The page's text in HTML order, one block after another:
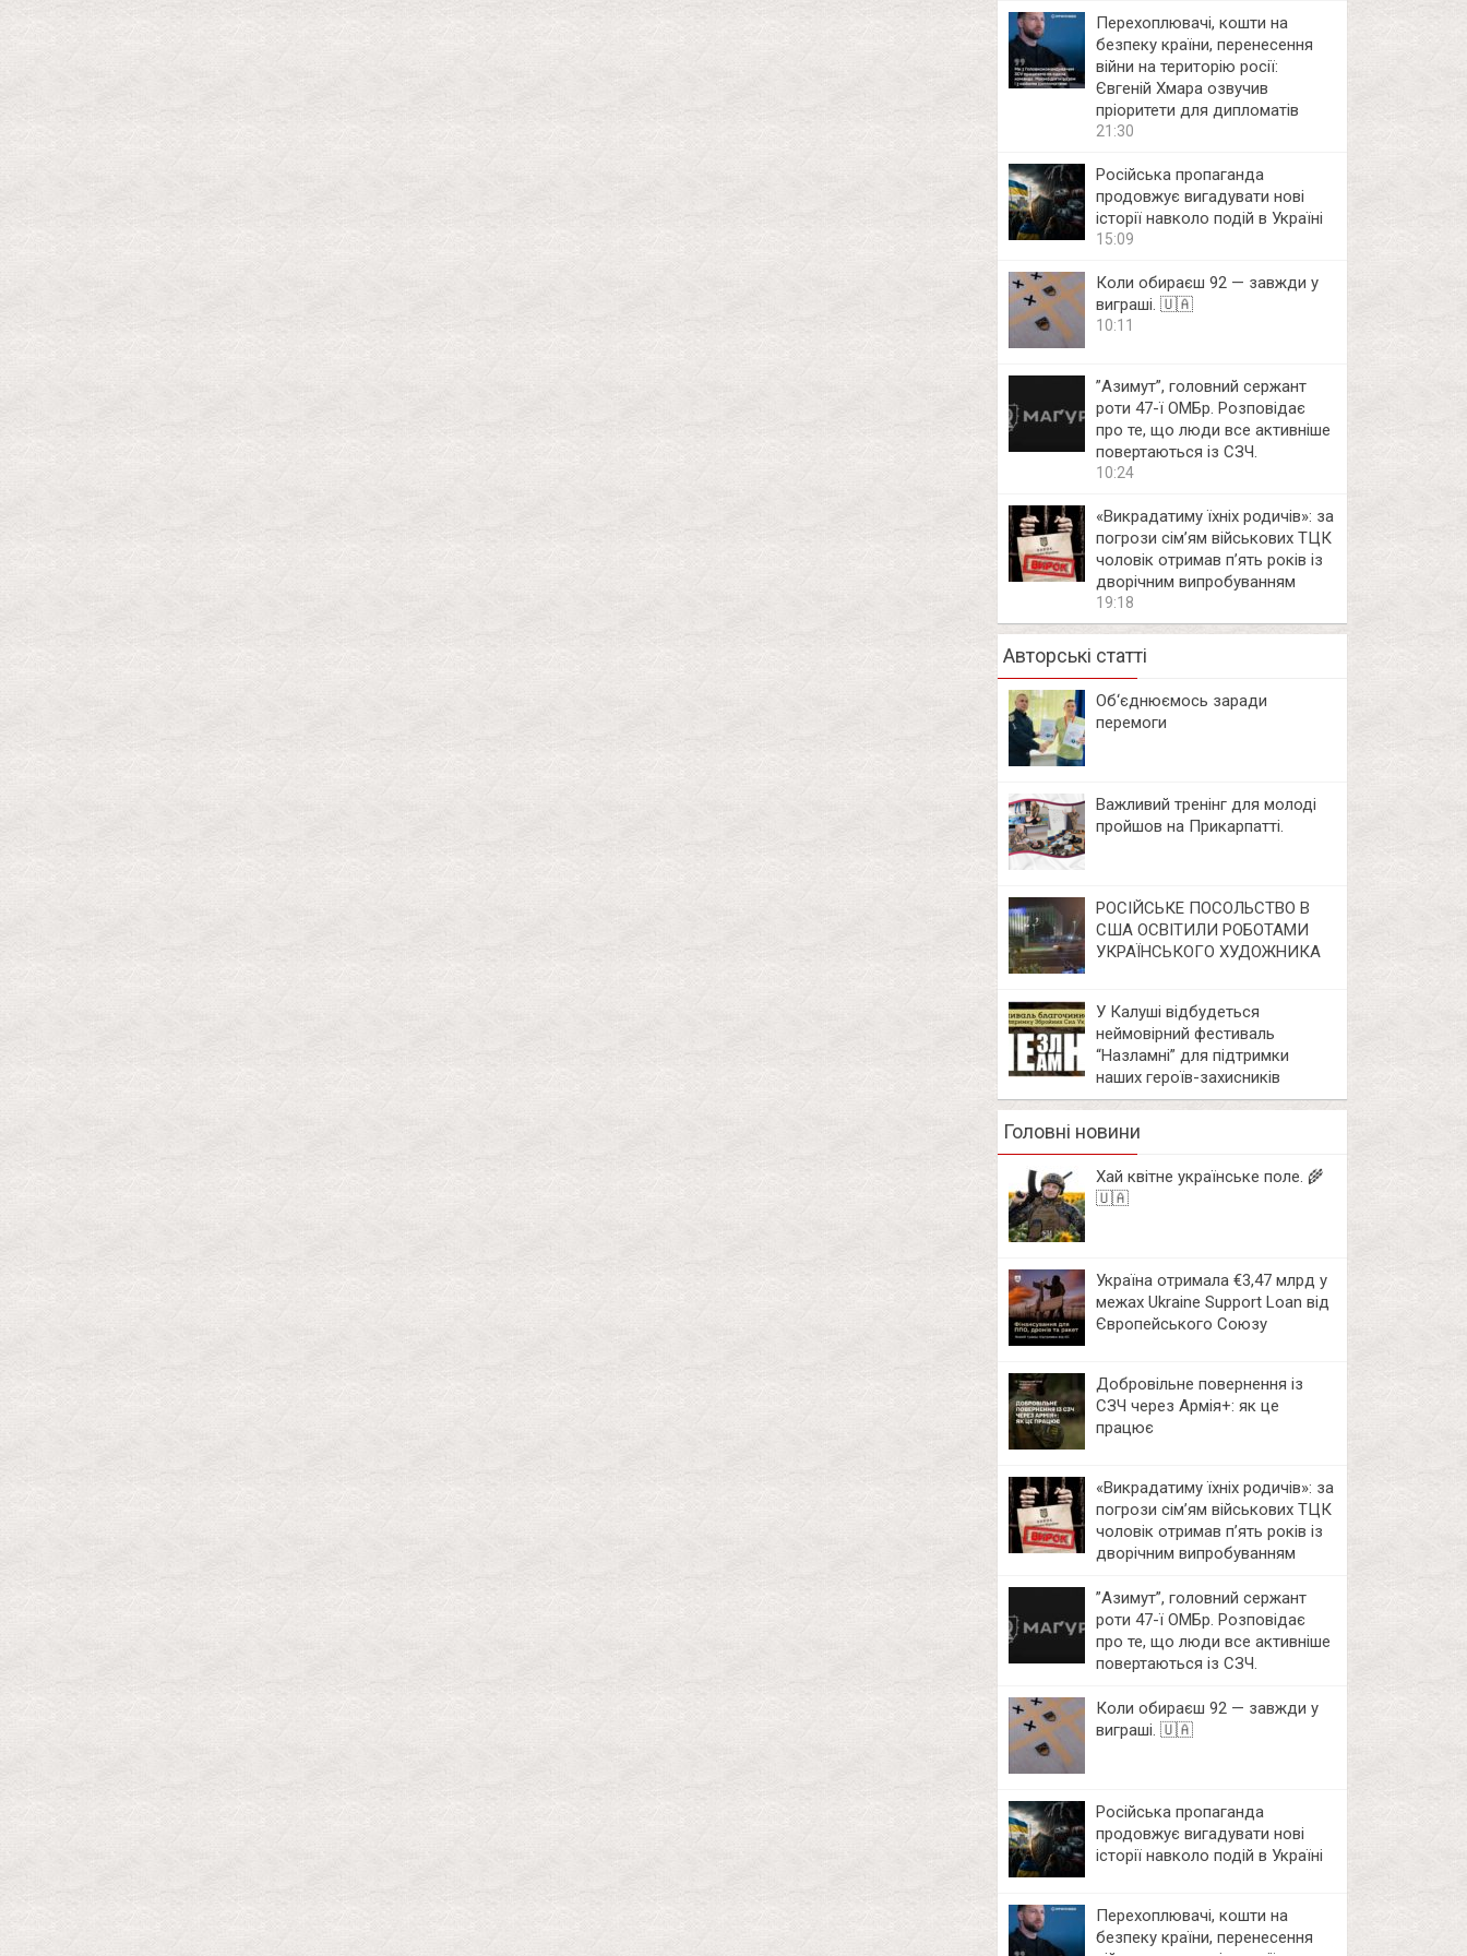
Перехоплювачі, кошти на
безпеку країни, перенесення
війни на територію росії:
Євгеній Хмара озвучив
пріоритети для дипломатів
21:30
Російська пропаганда
продовжує вигадувати нові
історії навколо подій в Україні
15:09
Коли обираєш 92 — завжди у
виграші. 🇺🇦
10:11
⁨”Азимут”, головний сержант
роти 47-ї ОМБр. Розповідає
про те, що люди все активніше
повертаються із СЗЧ.
10:24
«Викрадатиму їхніх родичів»: за
погрози сім’ям військових ТЦК
чоловік отримав п’ять років із
дворічним випробуванням
19:18
Авторські статті
Об‘єднюємось заради
перемоги
Важливий тренінг для молоді
пройшов на Прикарпатті.
РОСІЙСЬКЕ ПОСОЛЬСТВО В
США ОСВІТИЛИ РОБОТАМИ
УКРАЇНСЬКОГО ХУДОЖНИКА
У Калуші відбудеться
неймовірний фестиваль
“Назламні” для підтримки
наших героїв-захисників
Головні новини
Хай квітне українське поле. 🌾
🇺🇦
Україна отримала €3,47 млрд у
межах Ukraine Support Loan від
Європейського Союзу
Добровільне повернення із
СЗЧ через Армія+: як це
працює
«Викрадатиму їхніх родичів»: за
погрози сім’ям військових ТЦК
чоловік отримав п’ять років із
дворічним випробуванням
⁨”Азимут”, головний сержант
роти 47-ї ОМБр. Розповідає
про те, що люди все активніше
повертаються із СЗЧ.
Коли обираєш 92 — завжди у
виграші. 🇺🇦
Російська пропаганда
продовжує вигадувати нові
історії навколо подій в Україні
Перехоплювачі, кошти на
безпеку країни, перенесення